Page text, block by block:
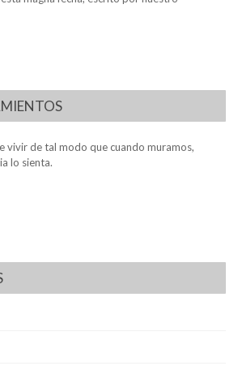
vivir de tal modo que cuando muramos,
lo sienta.